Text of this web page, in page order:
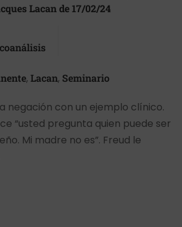
Lacan de 17/02/24
, Lacan, Seminario
negación con un ejemplo clínico.
“usted pregunta quien puede ser
Mi madre no es”. Freud le